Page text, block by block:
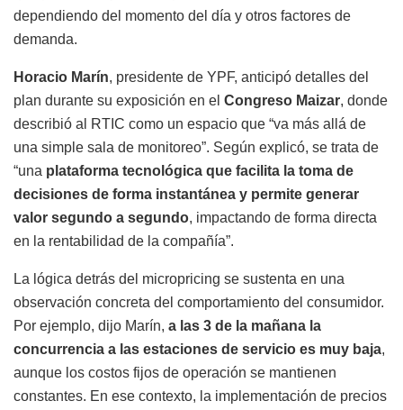
dependiendo del momento del día y otros factores de
demanda.
Horacio Marín, presidente de YPF, anticipó detalles del
plan durante su exposición en el Congreso Maizar, donde
describió al RTIC como un espacio que “va más allá de
una simple sala de monitoreo”. Según explicó, se trata de
“una plataforma tecnológica que facilita la toma de
decisiones de forma instantánea y permite generar
valor segundo a segundo, impactando de forma directa
en la rentabilidad de la compañía”.
La lógica detrás del micropricing se sustenta en una
observación concreta del comportamiento del consumidor.
Por ejemplo, dijo Marín, a las 3 de la mañana la
concurrencia a las estaciones de servicio es muy baja,
aunque los costos fijos de operación se mantienen
constantes. En ese contexto, la implementación de precios